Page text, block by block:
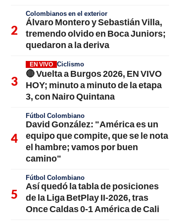
Colombianos en el exterior
Álvaro Montero y Sebastián Villa,
tremendo olvido en Boca Juniors;
quedaron a la deriva
EN VIVO Ciclismo
🔴 Vuelta a Burgos 2026, EN VIVO
HOY; minuto a minuto de la etapa
3, con Nairo Quintana
Fútbol Colombiano
David González: "América es un
equipo que compite, que se le nota
el hambre; vamos por buen
camino"
Fútbol Colombiano
Así quedó la tabla de posiciones
de la Liga BetPlay II-2026, tras
Once Caldas 0-1 América de Cali